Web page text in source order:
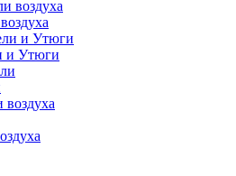
и Утюги